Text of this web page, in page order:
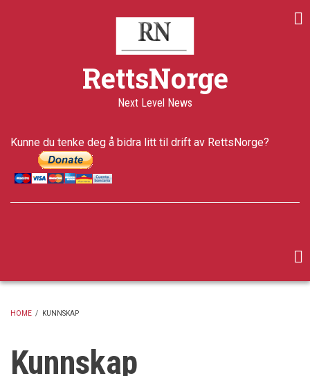
RettsNorge
Next Level News
Kunne du tenke deg å bidra litt til drift av RettsNorge?
HOME / KUNNSKAP
Kunnskap